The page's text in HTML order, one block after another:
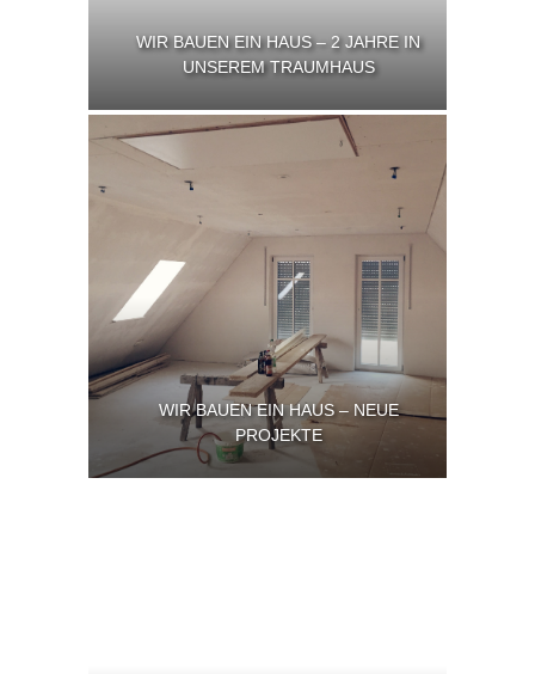
WIR BAUEN EIN HAUS – 2 JAHRE IN
UNSEREM TRAUMHAUS
WIR BAUEN EIN HAUS – NEUE
PROJEKTE